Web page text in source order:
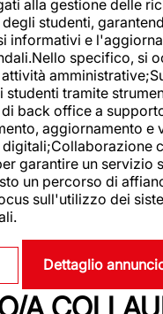
alla gestione delle
studenti,
informativi e
specifico, si
tramite
back office a
aggiornamento e
garantire un servizio
un percorso di
sull'utilizzo dei
Dettaglio
A